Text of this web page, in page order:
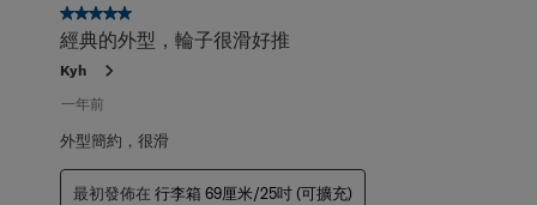
5星，共5星。
經典的外型，輪子很滑好推
Kyh
一年前
外型簡約，很滑
最初發佈在 行李箱 69厘米/25吋 (可擴充)